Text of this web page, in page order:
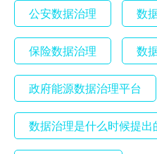
公安数据治理 数
保险数据治理 数
政府能源数据治理平台
数据治理是什么时候提出